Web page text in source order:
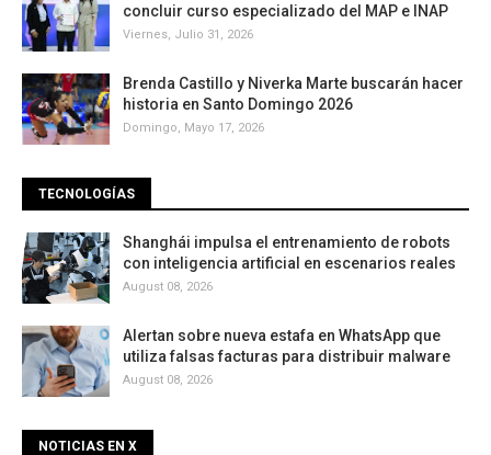
concluir curso especializado del MAP e INAP
Viernes, Julio 31, 2026
Brenda Castillo y Niverka Marte buscarán hacer
historia en Santo Domingo 2026
Domingo, Mayo 17, 2026
TECNOLOGÍAS
Shanghái impulsa el entrenamiento de robots
con inteligencia artificial en escenarios reales
August 08, 2026
Alertan sobre nueva estafa en WhatsApp que
utiliza falsas facturas para distribuir malware
August 08, 2026
NOTICIAS EN X